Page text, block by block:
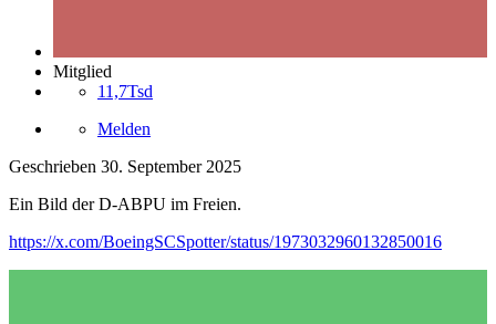
Mitglied
11,7Tsd
Melden
Geschrieben 30. September 2025
Ein Bild der D-ABPU im Freien.
https://x.com/BoeingSCSpotter/status/1973032960132850016